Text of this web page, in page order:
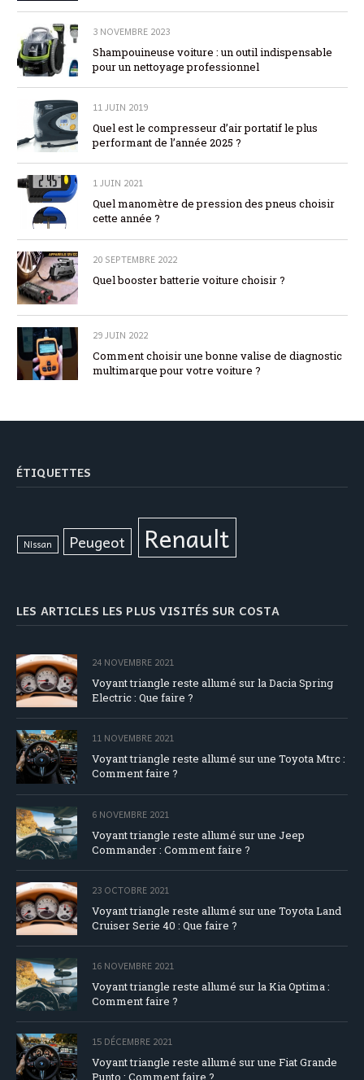
3 NOVEMBRE 2023
Shampouineuse voiture : un outil indispensable
pour un nettoyage professionnel
11 JUIN 2019
Quel est le compresseur d’air portatif le plus
performant de l’année 2025 ?
1 JUIN 2021
Quel manomètre de pression des pneus choisir
cette année ?
20 SEPTEMBRE 2022
Quel booster batterie voiture choisir ?
29 JUIN 2022
Comment choisir une bonne valise de diagnostic
multimarque pour votre voiture ?
ÉTIQUETTES
Nissan Peugeot Renault
LES ARTICLES LES PLUS VISITÉS SUR COSTA
24 NOVEMBRE 2021
Voyant triangle reste allumé sur la Dacia Spring
Electric : Que faire ?
11 NOVEMBRE 2021
Voyant triangle reste allumé sur une Toyota Mtrc :
Comment faire ?
6 NOVEMBRE 2021
Voyant triangle reste allumé sur une Jeep
Commander : Comment faire ?
23 OCTOBRE 2021
Voyant triangle reste allumé sur une Toyota Land
Cruiser Serie 40 : Que faire ?
16 NOVEMBRE 2021
Voyant triangle reste allumé sur la Kia Optima :
Comment faire ?
15 DÉCEMBRE 2021
Voyant triangle reste allumé sur une Fiat Grande